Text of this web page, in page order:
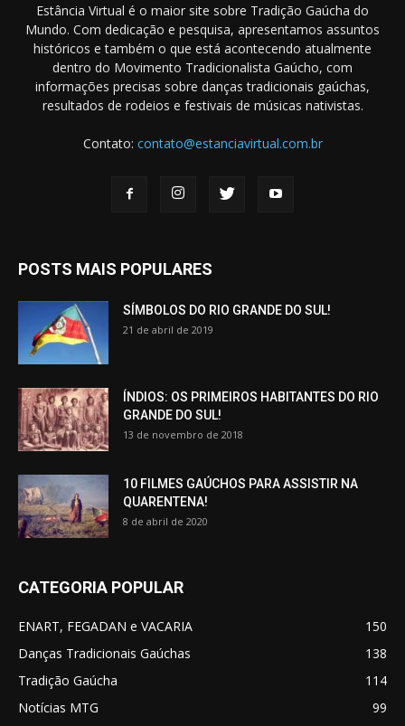
Estância Virtual é o maior site sobre Tradição Gaúcha do
Mundo. Com dedicação e pesquisa, apresentamos assuntos
históricos e também o que está acontecendo atualmente
dentro do Movimento Tradicionalista Gaúcho, com
informações precisas sobre danças tradicionais gaúchas,
resultados de rodeios e festivais de músicas nativistas.
Contato: contato@estanciavirtual.com.br
POSTS MAIS POPULARES
SÍMBOLOS DO RIO GRANDE DO SUL!
21 de abril de 2019
ÍNDIOS: OS PRIMEIROS HABITANTES DO RIO
GRANDE DO SUL!
13 de novembro de 2018
10 FILMES GAÚCHOS PARA ASSISTIR NA
QUARENTENA!
8 de abril de 2020
CATEGORIA POPULAR
ENART, FEGADAN e VACARIA
150
Danças Tradicionais Gaúchas
138
Tradição Gaúcha
114
Notícias MTG
99